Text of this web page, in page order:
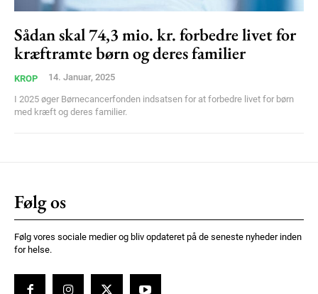
Nullam eu erat condimentum
Donec quis est ac felis
Orci varius natoque dolor
100DKK
Etiam est nibh, lobortis sit
Sådan skal 74,3 mio. kr. forbedre livet for
kræftramte børn og deres familier
KROP 14. Januar, 2025
I 2025 øger Børnecancerfonden indsatsen for at forbedre livet for børn
med kræft og deres familier.
Følg os
Følg vores sociale medier og bliv opdateret på de seneste nyheder inden
for helse.